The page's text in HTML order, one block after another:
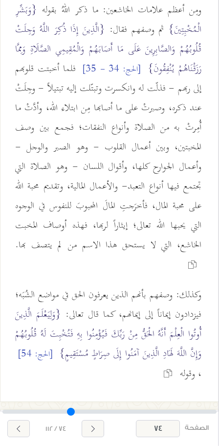
ومِن أعظم علامات الخاشعين: ما ذكر اللهُ بقوله {وَبَشِّرِ
الْمُخْبِتِينَ} ثم وصفهم فقال: {الَّذِينَ إِذَا ذُكِرَ اللَّهُ وَجِلَتْ
قُلُوبُهُمْ وَالصَّابِرِينَ عَلَى مَا أَصَابَهُمْ وَالْمُقِيمِي الصَّلَاةِ وَمِمَّا
رَزَقْنَاهُمْ يُنْفِقُونَ} [الحج: 34 - 35]
فلما أخبتت قلوبهم
إلى ربهم - فذلّت له وانكسرت وتبتّلت إليه تبتيلاً - وجِلَتْ
عند ذكره، وصبرتْ على ما أصابها مِن ابتلاء الله، وأدَّتْ ما
أُمِرتْ به من الصلاة وأنواع النفقات؛ فجمع بين وصف
المخبتين، وبين أعمال القلوب - وهو الصبر والوجل -
وأعمال الجوارح كلها، وأقوال اللسان - وهو الصلاة التي
تجتمع فيها أنواع التعبد- والأعمال المالية، وتقديم محبة الله
على محبة المال، فأخرَجتِ المالَ المحبوبَ للنفوس في الوجوه
التي يحبها الله تعالى؛ إيثاراً لربها، فهذه أوصاف المخبت
الخاشع، التي لا يستحق هذا الاسم من لم يتصف بها.
وكذلك: وصفهم بأنهم الذين يعرفون الحق في مواضع الشُبَه؛
فيزدادون إيماناً إلى إيمانهم، كما قال تعالى: {وَلِيَعْلَمَ الَّذِينَ
أُوتُوا الْعِلْمَ أَنَّهُ الْحَقُّ مِنْ رَبِّكَ فَيُؤْمِنُوا بِهِ فَتُخْبِتَ لَهُ قُلُوبُهُمْ
وَإِنَّ اللَّهَ لَهَادِ الَّذِينَ آمَنُوا إِلَى صِرَاطٍ مُسْتَقِيمٍ} [الحج: 54]
، وقوله
تعالى: {إِنَّ الَّذِينَ آمَنُوا وَعَمِلُوا الصَّالِحَاتِ وَأَخْبَتُوا إِلَى رَبِّهِمْ} الصفحة 74 / 112